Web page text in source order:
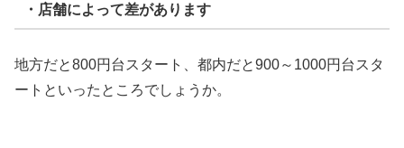
・店舗によって差があります
地方だと800円台スタート、都内だと900～1000円台スタ
ートといったところでしょうか。